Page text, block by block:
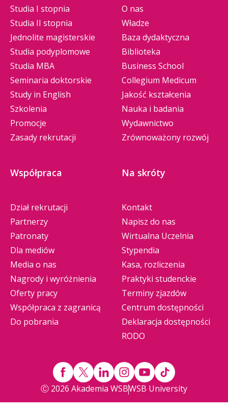
Studia I stopnia
Studia II stopnia
Jednolite magisterskie
Studia podyplomowe
Studia MBA
Seminaria doktorskie
Study in English
Szkolenia
Promocje
Zasady rekrutacji
O nas
Władze
Baza dydaktyczna
Biblioteka
Business School
Collegium Medicum
Jakość kształcenia
Nauka i badania
Wydawnictwo
Zrównoważony rozwój
Współpraca
Dział rekrutacji
Partnerzy
Patronaty
Dla mediów
Media o nas
Nagrody i wyróżnienia
Oferty pracy
Współpraca z zagranicą
Do pobrania
Na skróty
Kontakt
Napisz do nas
Wirtualna Uczelnia
Stypendia
Kasa, rozliczenia
Praktyki studenckie
Terminy zjazdów
Centrum dostępności
Deklaracja dostępności
RODO
Ⓒ 2026 Akademia WSBWSB University